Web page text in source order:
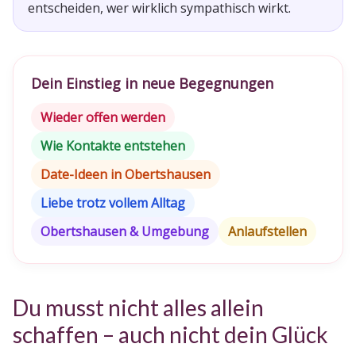
entscheiden, wer wirklich sympathisch wirkt.
Dein Einstieg in neue Begegnungen
Wieder offen werden
Wie Kontakte entstehen
Date-Ideen in Obertshausen
Liebe trotz vollem Alltag
Obertshausen & Umgebung
Anlaufstellen
Du musst nicht alles allein
schaffen – auch nicht dein Glück